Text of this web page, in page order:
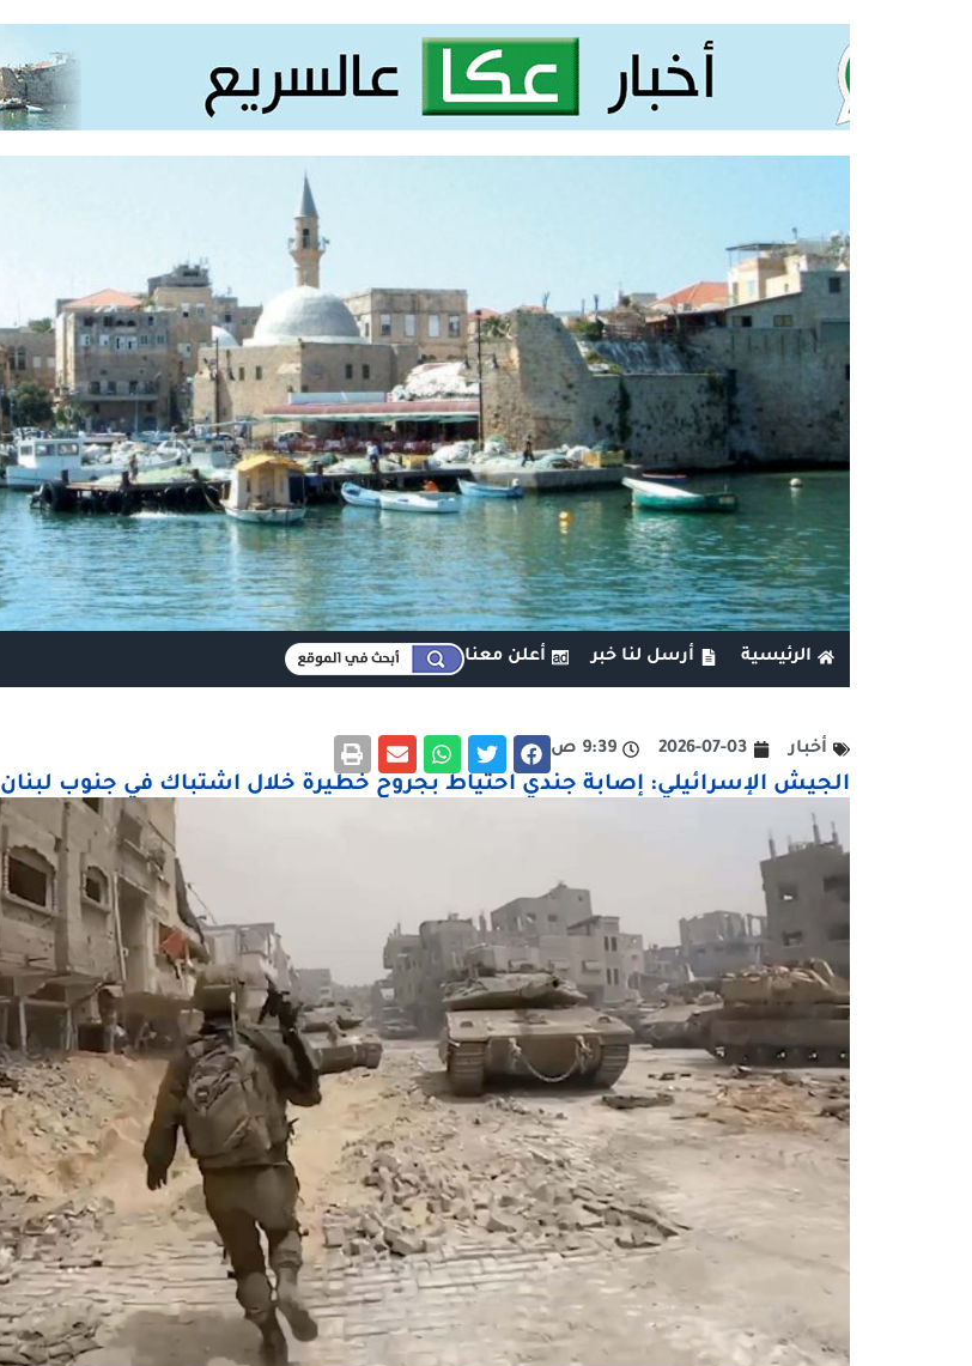
الرئيسية أرسل لنا خبر أعلن معنا
أخبار 2026-07-03 9:39 ص
الجيش الإسرائيلي: إصابة جندي احتياط بجروح خطيرة خلال اشتباك في جنوب لبنان